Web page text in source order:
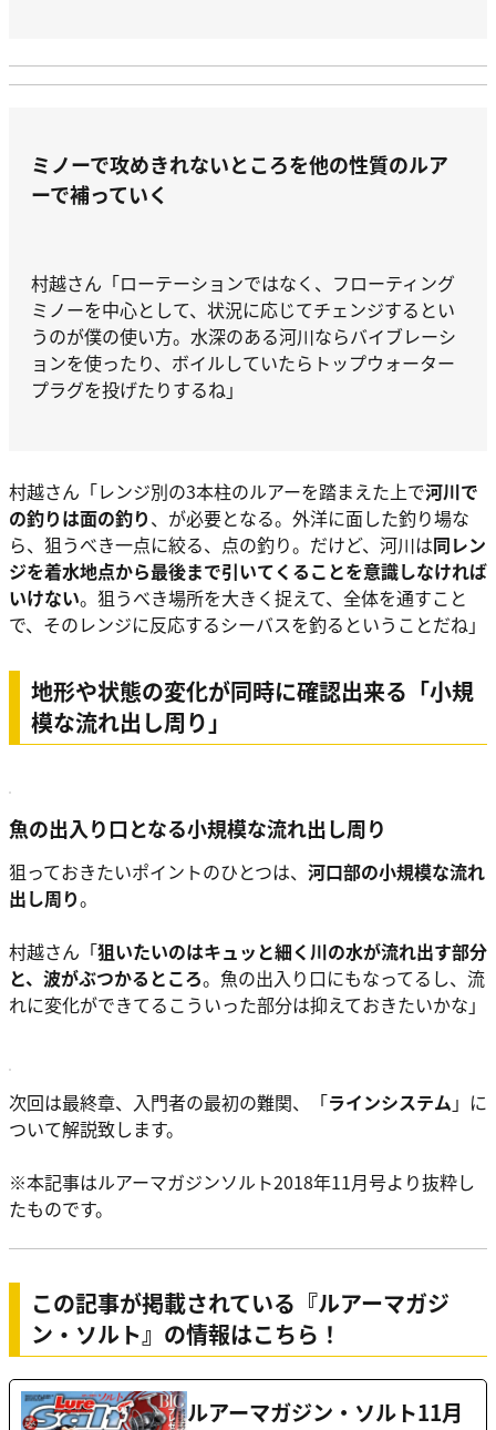
ミノーで攻めきれないところを他の性質のルア
ーで補っていく
村越さん 「ローテーションではなく、フローティング
ミノーを中心として、状況に応じてチェンジするとい
うのが僕の使い方。水深のある河川ならバイブレーシ
ョンを使ったり、ボイルしていたらトップウォーター
プラグを投げたりするね」
村越さん 「レンジ別の3本柱のルアーを踏まえた上で河川で
の釣りは面の釣り、が必要となる。外洋に面した釣り場な
ら、狙うべき一点に絞る、点の釣り。だけど、河川は同レン
ジを着水地点から最後まで引いてくることを意識しなければ
いけない。狙うべき場所を大きく捉えて、全体を通すこと
で、そのレンジに反応するシーバスを釣るということだね」
地形や状態の変化が同時に確認出来る「小規
模な流れ出し周り」
魚の出入り口となる小規模な流れ出し周り
狙っておきたいポイントのひとつは、 河口部の小規模な流れ
出し周り。
村越さん 「狙いたいのはキュッと細く川の水が流れ出す部分
と、波がぶつかるところ。魚の出入り口にもなってるし、流
れに変化ができてるこういった部分は抑えておきたいかな」
次回は最終章、入門者の最初の難関、「ラインシステム 」に
ついて解説致します。
※本記事はルアーマガジンソルト2018年11月号より抜粋し
たものです。
この記事が掲載されている『ルアーマガジ
ン・ソルト』の情報はこちら！
ルアーマガジン・ソルト11月